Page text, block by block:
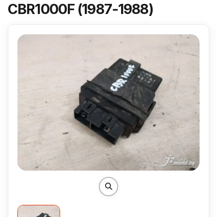
CBR1000F (1987-1988)